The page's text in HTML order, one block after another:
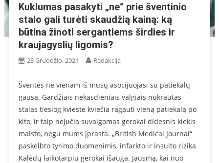
Kuklumas pasakyti „ne“ prie šventinio
stalo gali turėti skaudžią kainą: ką
būtina žinoti sergantiems širdies ir
kraujagyslių ligomis?
23 Gruodžio, 2021 Redakcija
Šventės ne vienam iš mūsų asocijuojasi su patiekalų
gausa. Gardžiais nekasdieniais valgiais nukrautas
stalas tiesiog kvieste kviečia ragauti vieną patiekalą po
kito, ir taip nejučia suvalgomas gerokai didesnis kiekis
maisto, negu mums įprasta. „British Medical Journal“
paskelbto tyrimo duomenimis, infarkto ir insulto rizika
Kalėdų laikotarpiu gerokai išauga. Jausmą, kai nuo